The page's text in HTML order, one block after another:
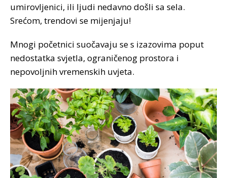
umirovljenici, ili ljudi nedavno došli sa sela.
Srećom, trendovi se mijenjaju!
Mnogi početnici suočavaju se s izazovima poput
nedostatka svjetla, ograničenog prostora i
nepovoljnih vremenskih uvjeta.